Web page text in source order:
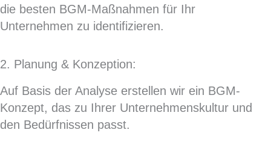
die besten BGM-Maßnahmen für Ihr
Unternehmen zu identifizieren.
2. Planung & Konzeption:
Auf Basis der Analyse erstellen wir ein BGM-
Konzept, das zu Ihrer Unternehmenskultur und
den Bedürfnissen passt.